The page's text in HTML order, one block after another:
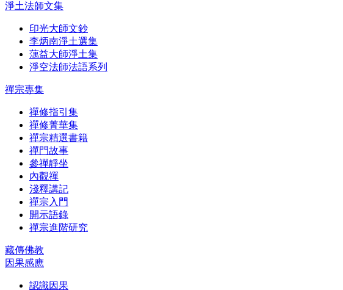
淨土法師文集
印光大師文鈔
李炳南淨土選集
蕅益大師淨土集
淨空法師法語系列
禪宗專集
禪修指引集
禪修菁華集
禪宗精選書籍
禪門故事
參禪靜坐
內觀禪
淺釋講記
禪宗入門
開示語錄
禪宗進階研究
藏傳佛教
因果感應
認識因果